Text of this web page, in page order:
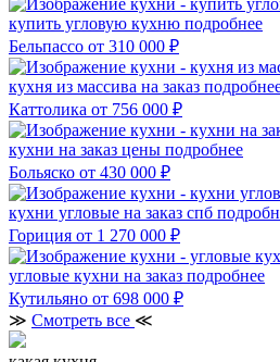
купить угловую кухню подробнее
Бельпассо от 310 000 ₽
кухня из массива на заказ
Каттолика от 756 000 ₽
кухни на заказ цены подробнее
Больяско от 430 000 ₽
кухни угловые на заказ спб
Гориция от 1 270 000 ₽
угловые кухни на заказ подробнее
Кутильяно от 698 000 ₽
≫ Смотреть все ≪